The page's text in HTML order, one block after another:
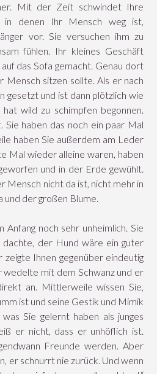
Mit der Zeit schwindet Ihre
in denen Ihr Mensch weg ist,
vor. Sie versuchen ihm zu
fühlen. Ihr kleines Geschäft
das Sofa gemacht. Genau dort
Mensch sitzen sollte. Als er nach
gesetzt und ist dann plötzlich wie
wild zu schimpfen begonnen.
haben das noch ein paar Mal
haben Sie außerdem am Leder
Mal wieder alleine waren, haben
und in der Erde gewühlt.
Mensch nicht da ist, nicht mehr in
und der großen Blume.
Anfang noch sehr unheimlich. Sie
dachte, der Hund wäre ein guter
Ihnen gegenüber eindeutig
wedelte mit dem Schwanz und er
an. Mittlerweile wissen Sie,
ist und seine Gestik und Mimik
Sie gelernt haben als junges
er nicht, dass er unhöflich ist.
Freunde werden. Aber
er schnurrt nie zurück. Und wenn